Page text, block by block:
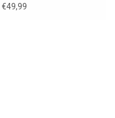
€49,99